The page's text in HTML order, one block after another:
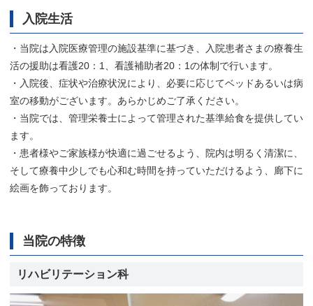
入院生活
・当院は入院医療管理の施設基準に基づき、入院患者さまの療養生
活の援助は看護20：1、看護補助者20：1の体制で行います。
・入院後、症状や治療状況により、必要に応じてベッドあるいは病
室の移動がございます。あらかじめご了承ください。
・当院では、管理栄養士によって管理された基準給食を提供してい
ます。
・患者様やご家族様が快適に過ごせるよう、院内は明るく清潔に、
そして療養中少しでも心和む時間を持っていただけるよう、廊下に
絵画を飾っております。
当院の特徴
リハビリテーション科